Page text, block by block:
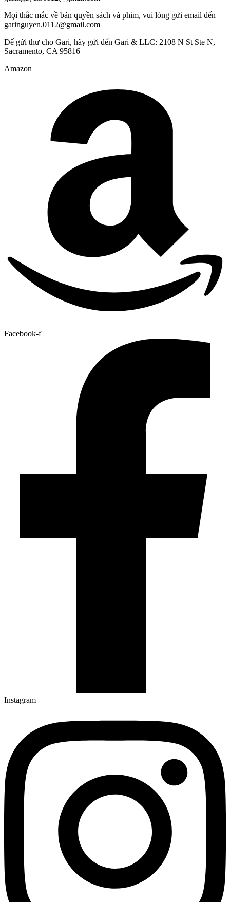
Mọi thắc mắc về bản quyền sách và phim, vui lòng gửi email đến
garinguyen.0112@gmail.com
Để gửi thư cho Gari, hãy gửi đến Gari & LLC: 2108 N St Ste N,
Sacramento, CA 95816
Amazon
Facebook-f
Instagram